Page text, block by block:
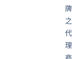
牌
之
代
理